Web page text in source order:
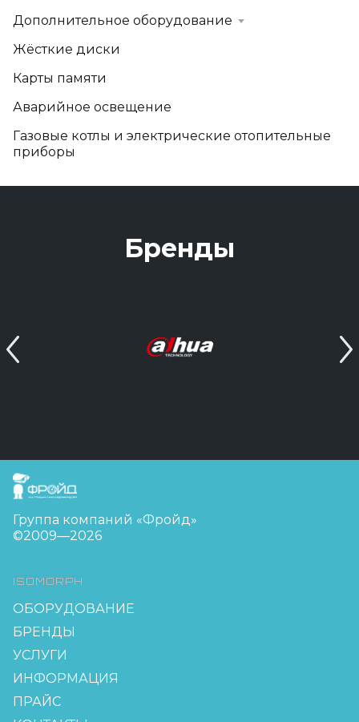
Дополнительное оборудование
Жёсткие диски
Карты памяти
Аварийное освещение
Газовые котлы и электрические отопительные
приборы
Бренды
FreudGroup
Группа компаний «Фройд»
©2009—2026
ISOMORPH
ОБОРУДОВАНИЕ
БРЕНДЫ
УСЛУГИ
ИНФОРМАЦИЯ
ПРАЙС